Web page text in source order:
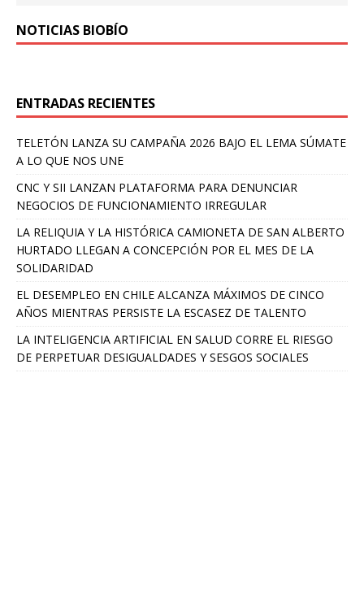
NOTICIAS BIOBÍO
ENTRADAS RECIENTES
TELETÓN LANZA SU CAMPAÑA 2026 BAJO EL LEMA SÚMATE
A LO QUE NOS UNE
CNC Y SII LANZAN PLATAFORMA PARA DENUNCIAR
NEGOCIOS DE FUNCIONAMIENTO IRREGULAR
LA RELIQUIA Y LA HISTÓRICA CAMIONETA DE SAN ALBERTO
HURTADO LLEGAN A CONCEPCIÓN POR EL MES DE LA
SOLIDARIDAD
EL DESEMPLEO EN CHILE ALCANZA MÁXIMOS DE CINCO
AÑOS MIENTRAS PERSISTE LA ESCASEZ DE TALENTO
LA INTELIGENCIA ARTIFICIAL EN SALUD CORRE EL RIESGO
DE PERPETUAR DESIGUALDADES Y SESGOS SOCIALES